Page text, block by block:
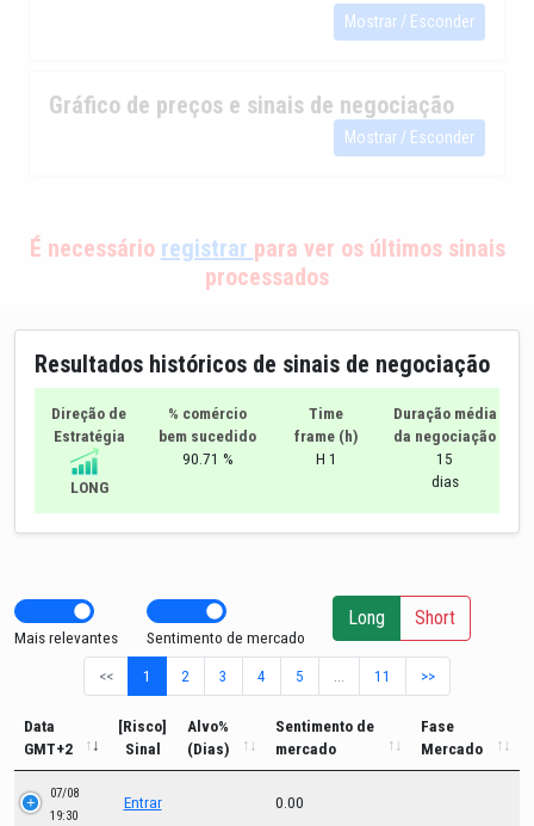
Mostrar / Esconder
Gráfico de preços e sinais de negociação
Mostrar / Esconder
É necessário registrar para ver os últimos sinais
processados
Resultados históricos de sinais de negociação
Direção de
Estratégia
LONG
% comércio
bem sucedido
90.71 %
Time
frame (h)
H 1
Duração média
da negociação
15
dias
Mais relevantes Sentimento de mercado
Long Short
<< 1 2 3 4 5 11 >>
Data
GMT+2
[Risco]
Sinal
Alvo%
(Dias)
Sentimento de
mercado
Fase
Mercado
07/08
19:30
Entrar 0.00